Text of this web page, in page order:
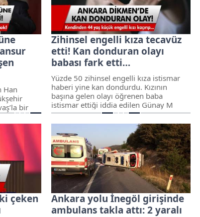
Han
bir
baştan
Zihinsel engelli kıza tecavüz
etti! Kan donduran olayı
babası fark etti…
Yüzde 50 zihinsel engelli kıza istismar
haberi yine kan dondurdu. Kızının
başına gelen olayı öğrenen baba
istismar ettiği iddia edilen Günay M
ismindeki 64 yaşındaki şahıstan anında
şikayetçi oldu. Baba Enver Şahin
tarafından gelen iddialara göre Günay
M. tutuklanarak da korkunç anlardan
sonra ceza evine götürüldü.
çeken
Ankara yolu İnegöl girişinde
ambulans takla attı: 2 yaralı